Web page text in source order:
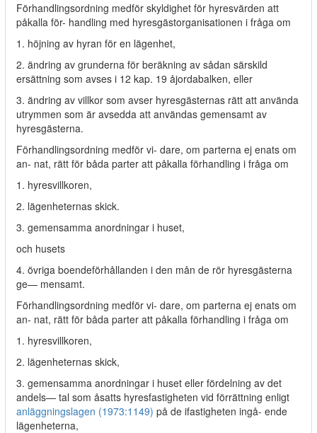
Förhandlingsordning medför skyldighet för hyresvärden att
påkalla för- handling med hyresgästorganisationen i fråga om
1. höjning av hyran för en lägenhet,
2. ändring av grunderna för beräkning av sådan särskild
ersättning som avses i 12 kap. 19 åjordabalken, eller
3. ändring av villkor som avser hyresgästernas rätt att använda
utrymmen som är avsedda att användas gemensamt av
hyresgästerna.
Förhandlingsordning medför vi- dare, om parterna ej enats om
an- nat, rätt för båda parter att påkalla förhandling i fråga om
1. hyresvillkoren,
2. lägenheternas skick.
3. gemensamma anordningar i huset,
och husets
4. övriga boendeförhållanden i den mån de rör hyresgästerna
ge— mensamt.
Förhandlingsordning medför vi- dare, om parterna ej enats om
an- nat, rätt för båda parter att påkalla förhandling i fråga om
1. hyresvillkoren,
2. lägenheternas skick,
3. gemensamma anordningar i huset eller fördelning av det
andels— tal som åsatts hyresfastigheten vid förrättning enligt
anläggningslagen (1973:1149) på de ifastigheten ingå- ende
lägenheterna,